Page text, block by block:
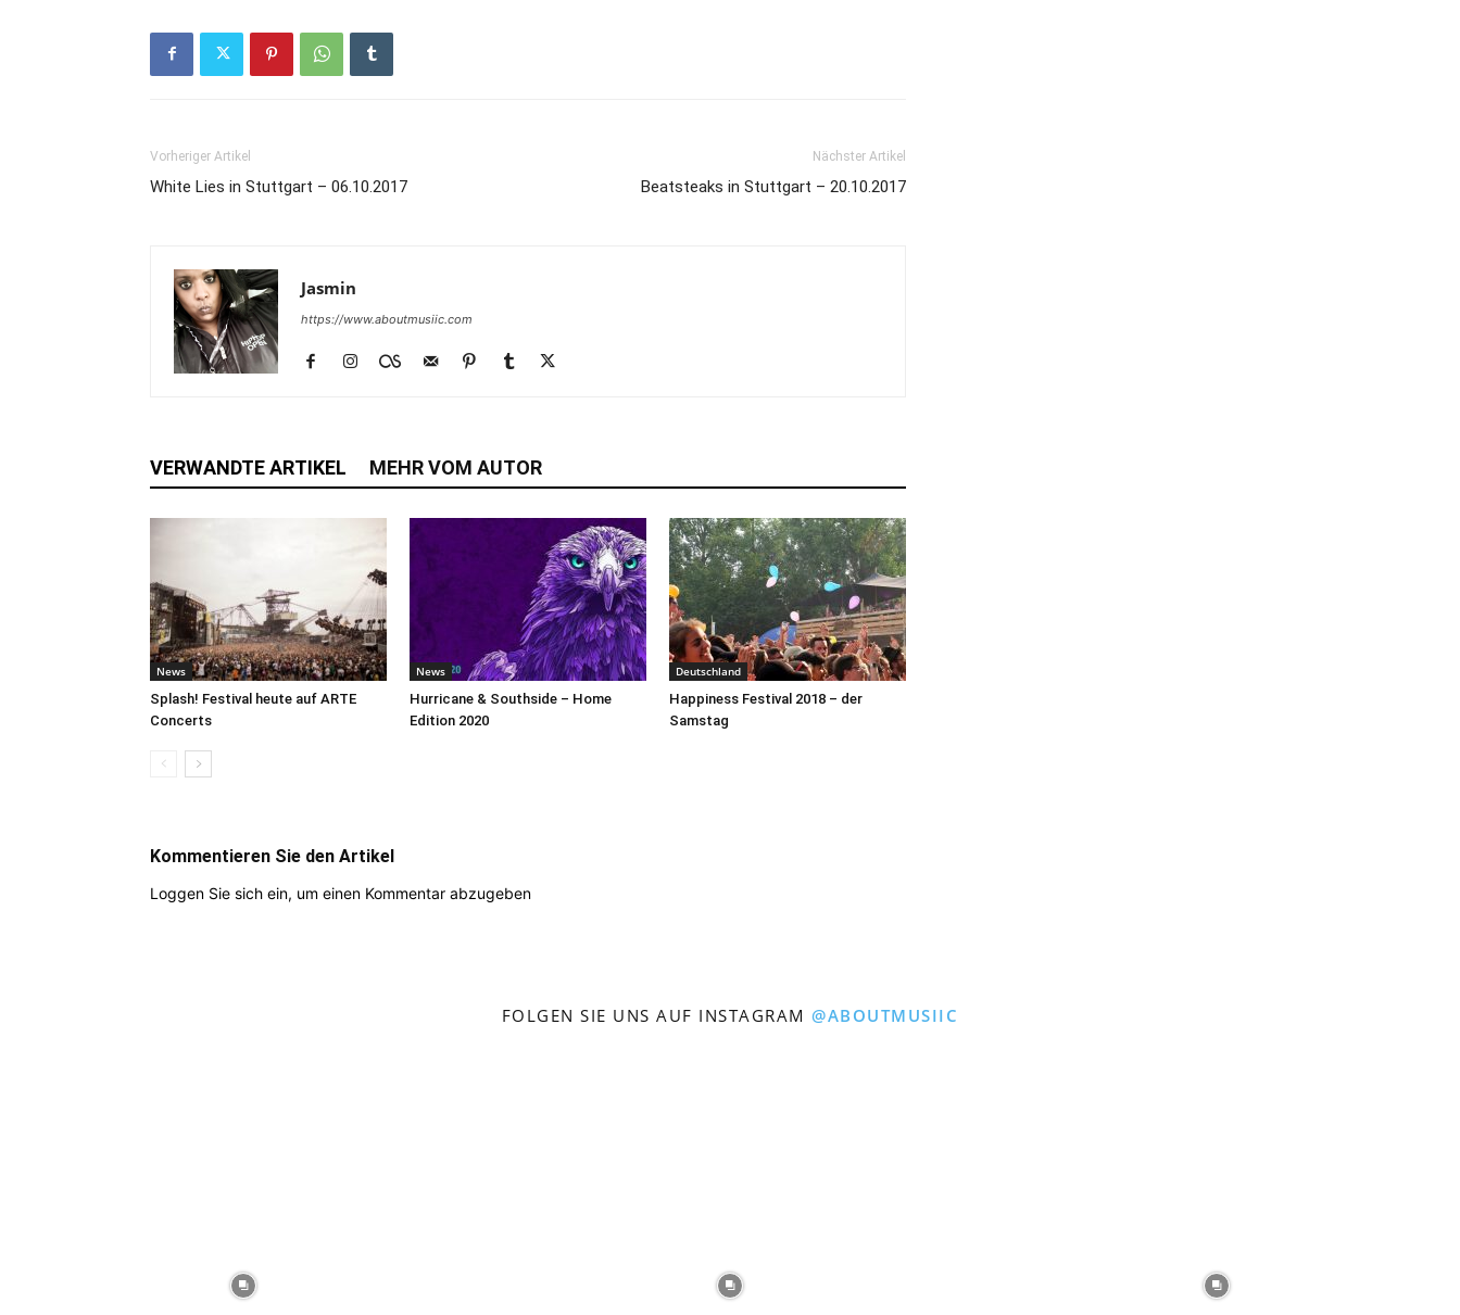
Vorheriger Artikel
White Lies in Stuttgart – 06.10.2017
Nächster Artikel
Beatsteaks in Stuttgart – 20.10.2017
Jasmin
https://www.aboutmusiic.com
VERWANDTE ARTIKEL MEHR VOM AUTOR
News
Splash! Festival heute auf ARTE
Concerts
News
Hurricane & Southside – Home
Edition 2020
Deutschland
Happiness Festival 2018 – der
Samstag
Kommentieren Sie den Artikel
Loggen Sie sich ein, um einen Kommentar abzugeben
FOLGEN SIE UNS AUF INSTAGRAM@ABOUTMUSIIC